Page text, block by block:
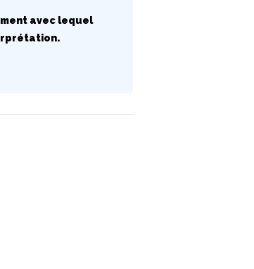
avec lequel